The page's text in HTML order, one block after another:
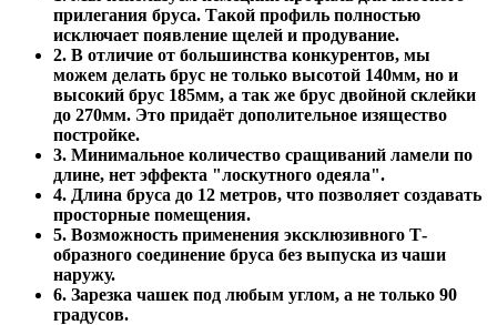
прилегания бруса. Такой профиль полностью
исключает появление щелей и продувание.
2. В отличие от большинства конкурентов, мы
можем делать брус не только высотой 140мм, но и
высокий брус 185мм, а так же брус двойной склейки
до 270мм. Это придаёт дополительное изящество
постройке.
3. Минимальное количество сращиваний ламели по
длине, нет эффекта "лоскутного одеяла".
4. Длина бруса до 12 метров, что позволяет создавать
просторные помещения.
5. Возможность применения эксклюзивного Т-
образного соединение бруса без выпуска из чаши
наружу.
6. Зарезка чашек под любым углом, а не только 90
градусов.